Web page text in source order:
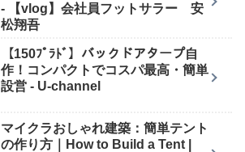
- 【vlog】会社員フットサラー 安
松翔吾
【150ﾌﾟﾗﾄﾞ】バックドアタープ自
作！コンパクトでコスパ最高・簡単
設営 - U-channel
マイクラおしゃれ建築：簡単テント
の作り方｜How to Build a Tent |